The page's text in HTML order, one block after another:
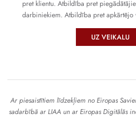
pret klientu. Atbildība pret
darbiniekiem. Atbildība pret apkārtējo
UZ VEIKALU
Ar piesaistītiem līdzekļiem no Eiropas
sadarbībā ar LIAA un ar Eiropas Digitālās